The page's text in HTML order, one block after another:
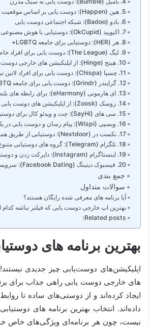
5. هپن (Happen): دوست یابی بر اساس موقعیت جغرافیایی
6. بادو (Badoo): شبکه اجتماعی دوست یابی
7. اکیوپید (OkCupid): دوستیابی با هوش مصنوعی
8. هر (HER): دوستیابی برای جامعه LGBTQ+
9. لیگ (The League): دوست یابی برای افراد خاص
10. هینج (Hinge): از اپلیکیشن های خارجی دوست یابی
11. چسپا (Chispa): دوست یابی برای افراد لاتین تبار
12. گرایندر (Grindr): دوست یابی برای جامعه LGBTQ+
13. ای هارمونی (eHarmony): برای رابطه های بلندمدت
14. زوسک (Zoosk): از اپلیکیشن های دوست یابی خارجی
15. سی های (SayHi): چت و ویدئو کال برای دوستیابی
16. ویسپی (Wispi): پیام رسان و دوست یابی در یک اپ
17. نکست در (Nextdoor): دوستیابی از طریق همسایگی
18. تلگرام (Telegram): گروه های دوستیابی متنوع
19. اینستاگرام (Instagram): دایرکت زدن و دوستیابی
20. فیسبوک دیتینگ (Facebook Dating): سرویس دوستیابی فیسبوک
جمع بندی
سوالات متداول
آیا برنامه های معرفی شده رایگان هستند؟
بهترین اپ خارجی دوست یابی که فیلتر نباشه
Related posts:
بهترین برنامه های
اپلیکیشن‌های دوست‌یابی چیز جدیدی
های خارجی دوست یابی راهی جذاب برای
ایجاد کرده‌اند و از دوستی‌های ساده تا
داده‌اند. انتخاب بهترین برنامه‌ های
نیست، چون هر برنامه‌ای ویژگی‌های خاص